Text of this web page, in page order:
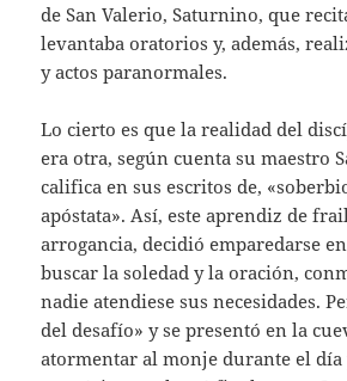
de San Valerio, Saturnino, que
levantaba oratorios y, además,
y actos paranormales.
Lo cierto es que la realidad del
era otra, según cuenta su maestro
califica en sus escritos de,
apóstata». Así, este aprendiz de
arrogancia, decidió emparedarse
buscar la soledad y la oración,
nadie atendiese sus necesidades.
del desafío» y se presentó en la
atormentar al monje durante el día